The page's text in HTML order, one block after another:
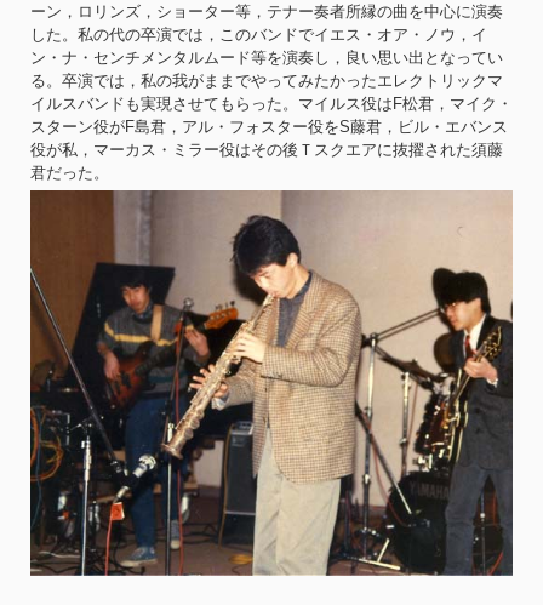
ーン，ロリンズ，ショーター等，テナー奏者所縁の曲を中心に演奏
した。私の代の卒演では，このバンドでイエス・オア・ノウ，イ
ン・ナ・センチメンタルムード等を演奏し，良い思い出となってい
る。卒演では，私の我がままでやってみたかったエレクトリックマ
イルスバンドも実現させてもらった。マイルス役はF松君，マイク・
スターン役がF島君，アル・フォスター役をS藤君，ビル・エバンス
役が私，マーカス・ミラー役はその後Ｔスクエアに抜擢された須藤
君だった。